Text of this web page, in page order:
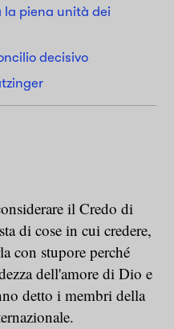
la piena unità dei
decisivo
il Credo di
di cose in cui credere,
con stupore perché
dell'amore di Dio e
detto i membri della